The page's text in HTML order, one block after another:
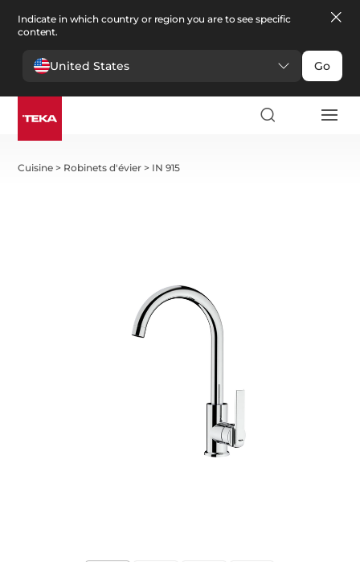
Indicate in which country or region you are to see specific
content.
United States Go
Cuisine > Robinets d'évier > IN 915